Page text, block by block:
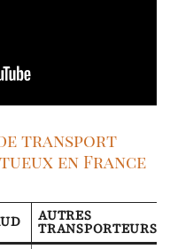
transport
en France
AUTRES
TRANSPORTEURS